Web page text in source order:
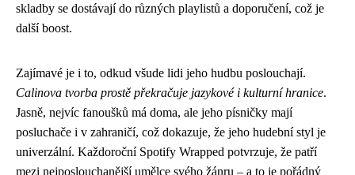
skladby se dostávají do různých playlistů a doporučení, což je
další boost.
Zajímavé je i to, odkud všude lidi jeho hudbu poslouchají.
Calinova tvorba prostě překračuje jazykové i kulturní hranice.
Jasně, nejvíc fanoušků má doma, ale jeho písničky mají
posluchače i v zahraničí, což dokazuje, že jeho hudební styl je
univerzální. Každoroční Spotify Wrapped potvrzuje, že patří
mezi nejposlouchanější umělce svého žánru – a to je pořádný